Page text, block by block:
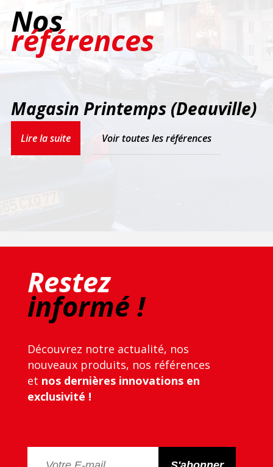
Nos
références
Magasin Printemps (Deauville)
Lire la suite Voir toutes les références
Restez
informé !
Découvrez notre actualité, nos
nouveaux produits, nos références
et nos dernières innovations en
exclusivité !